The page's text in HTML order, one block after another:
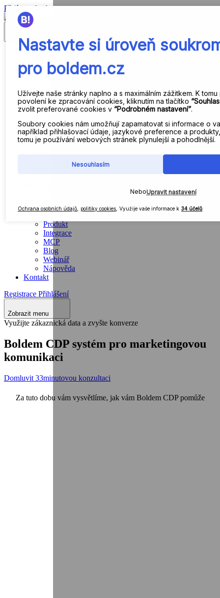
Přejít na obsah
Zavřít menu
Nejste na to sami!
Pomáháme všem, kteří chtějí růst
Funkce platformy
Data jako základní stavební kámen
Analytika a segmentace dat
Vlastní události
Automatizovaná transakční komunikace
Strategický marketing
Produkt
Integrace
MCP
Blog
Webinář
Nápověda
Kontakt
Registrace Přihlášení
Zobrazit menu
Využijte zákaznická data a zvyšte konverze
Boldem CDP systém pro marketingovou
komunikaci
Domluvit 33minutovou konzultaci
Za tuto dobu vám vysvětlíme, jak vám Boldem CDPpomůže